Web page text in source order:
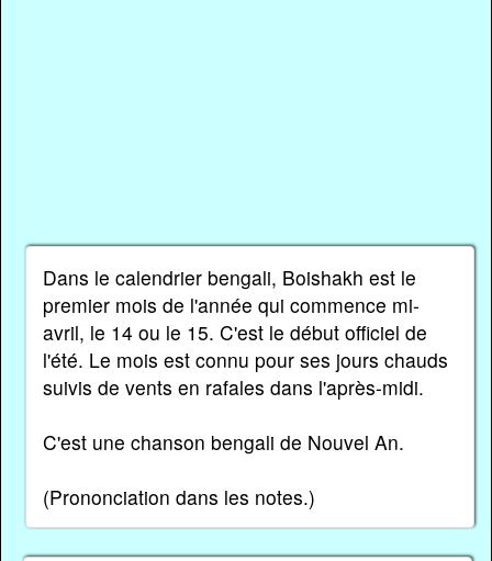
Dans le calendrier bengali, Boishakh est le
premier mois de l'année qui commence mi-
avril, le 14 ou le 15. C'est le début officiel de
l'été. Le mois est connu pour ses jours chauds
suivis de vents en rafales dans l'après-midi.
C'est une chanson bengali de Nouvel An.
(Prononciation dans les notes.)